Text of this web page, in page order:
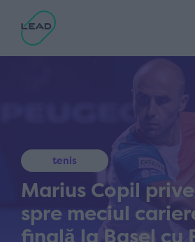
tenis
Marius Copil
spre meciul
finală la Basel cu